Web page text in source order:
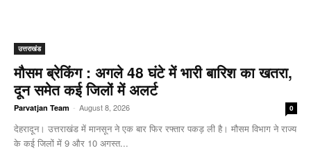
उत्तराखंड
मौसम ब्रेकिंग : अगले 48 घंटे में भारी बारिश का खतरा,
दून समेत कई जिलों में अलर्ट
Parvatjan Team - August 8, 2026 0
देहरादून। उत्तराखंड में मानसून ने एक बार फिर रफ्तार पकड़ ली है। मौसम विभाग ने राज्य
के कई जिलों में 9 और 10 अगस्त...